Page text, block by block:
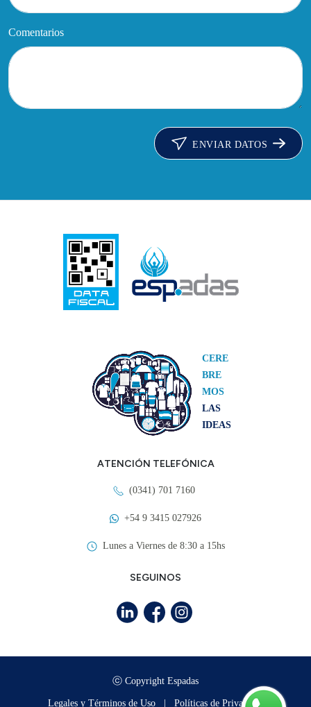
Comentarios
ENVIAR DATOS
CERE
BRE
MOS
LAS
IDEAS
ATENCIÓN TELEFÓNICA
(0341) 701 7160
+54 9 3415 027926
Lunes a Viernes de 8:30 a 15hs
SEGUINOS
ⓒ Copyright Espadas
Legales y Términos de Uso Políticas de Privacidad